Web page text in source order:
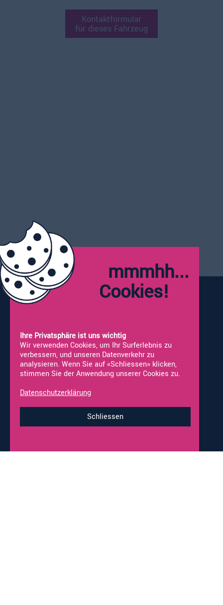
Kontaktformular
für dieses Fahrzeug
Öffnungszeiten:
Geschlossen
Dienstag - Freitag:
09:00 - 12:00
Vermietung
Neufahrzeuge
Occasionen
Impressum & Datenschutz
mmmhh...
Cookies!
Ihre Privatsphäre ist uns wichtig
Wir verwenden Cookies, um Ihr Surferlebnis zu
verbessern, und unseren Datenverkehr zu
analysieren. Wenn Sie auf «Schliessen» klicken,
stimmen Sie der Anwendung unserer Cookies zu.
Datenschutzerklärung
Schliessen